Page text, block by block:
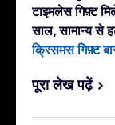
टाइमलेस गिफ़्ट
साल, सामान्य से
क्रिसमस गिफ़्ट
पूरा लेख पढ़ें